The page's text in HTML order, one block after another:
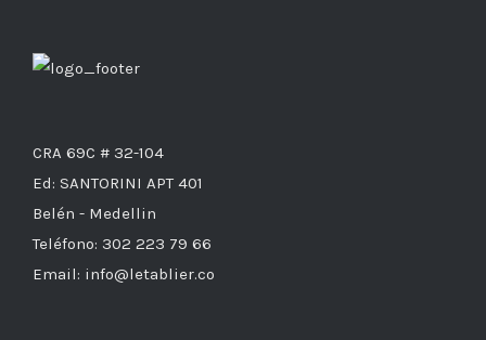
CRA 69C # 32-104
Ed: SANTORINI APT 401
Belén - Medellin
Teléfono: 302 223 79 66
Email: info@letablier.co